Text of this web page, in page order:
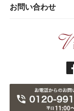
お問い合わせ